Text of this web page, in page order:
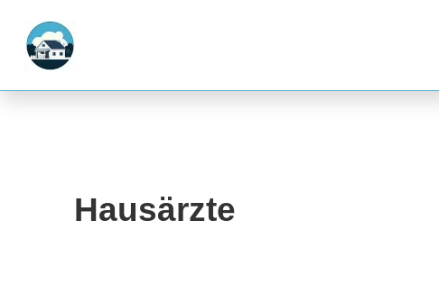
Hausärzte